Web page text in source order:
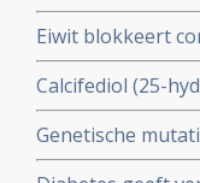
langdurige
immuunsysteem
Eiwit blokkeert
mondkapje zou
Calcifediol (25-
in vroeg stadium
het aantal
Genetische
interferon type 1